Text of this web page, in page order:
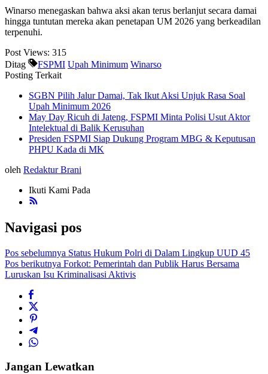
Winarso menegaskan bahwa aksi akan terus berlanjut secara damai
hingga tuntutan mereka akan penetapan UM 2026 yang berkeadilan
terpenuhi.
Post Views: 315
Ditag
FSPMI Upah Minimum Winarso
Posting Terkait
SGBN Pilih Jalur Damai, Tak Ikut Aksi Unjuk Rasa Soal
Upah Minimum 2026
May Day Ricuh di Jateng, FSPMI Minta Polisi Usut Aktor
Intelektual di Balik Kerusuhan
Presiden FSPMI Siap Dukung Program MBG & Keputusan
PHPU Kada di MK
oleh Redaktur Brani
Ikuti Kami Pada
Navigasi pos
Pos sebelumnya Status Hukum Polri di Dalam Lingkup UUD 45
Pos berikutnya Forkot: Pemerintah dan Publik Harus Bersama
Luruskan Isu Kriminalisasi Aktivis
Jangan Lewatkan